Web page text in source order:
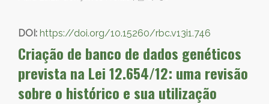
DOI: https://doi.org/10.15260/rbc.v13i1.746
Criação de banco de dados genéticos
prevista na Lei 12.654/12: uma revisão
sobre o histórico e sua utilização